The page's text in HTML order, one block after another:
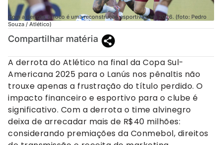
Com a derrota, o foco é uma reconstrução esportiva oara 2026. (foto: Pedro
Souza / Atlético)
Compartilhar matéria
A derrota do Atlético na final da Copa Sul-
Americana 2025 para o Lanús nos pênaltis não
trouxe apenas a frustração do título perdido. O
impacto financeiro e esportivo para o clube é
significativo. Com a derrota o time alvinegro
deixa de arrecadar mais de R$40 milhões:
considerando premiações da Conmebol, direitos